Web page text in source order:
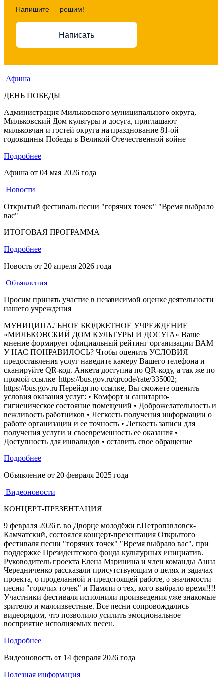
Напишите — решим!
Написать
Афиша
ДЕНЬ ПОБЕДЫ
Администрация Мильковского муниципального округа,
Мильковский Дом культуры и досуга, приглашают
мильковчан и гостей округа на празднование 81-ой
годовщины Победы в Великой Отечественной войне
Подробнее
Афиша от 04 мая 2026 года
Новости
Открытый фестиваль песни "горячих точек" "Время выбрало
вас"
ИТОГОВАЯ ПРОГРАММА
Подробнее
Новость от 20 апреля 2026 года
Объявления
Просим принять участие в независимой оценке деятельности
нашего учреждения
МУНИЦИПАЛЬНОЕ БЮДЖЕТНОЕ УЧРЕЖДЕНИЕ
«МИЛЬКОВСКИЙ ДОМ КУЛЬТУРЫ И ДОСУГА» Ваше
мнение формирует официальный рейтинг организации ВАМ
У НАС ПОНРАВИЛОСЬ? Чтобы оценить УСЛОВИЯ
предоставления услуг наведите камеру Вашего телефона и
сканируйте QR-код. Анкета доступна по QR-коду, а так же по
прямой ссылке: https://bus.gov.ru/qrcode/rate/335002;
https://bus.gov.ru Перейдя по ссылке, Вы сможете оценить
условия оказания услуг: • Комфорт и санитарно-
гигиеническое состояние помещений • Доброжелательность и
вежливость работников • Легкость получения информации о
работе организации и ее точность • Легкость записи для
получения услуги и своевременность ее оказания •
Доступность для инвалидов • оставить свое обращение
Подробнее
Объявление от 20 февраля 2025 года
Видеоновости
КОНЦЕРТ-ПРЕЗЕНТАЦИЯ
9 февраля 2026 г. во Дворце молодёжи г.Петропавловск-
Камчатский, состоялся концерт-презентация Открытого
фестиваля песни "горячих точек" "Время выбрало вас", при
поддержке Президентского фонда культурных инициатив.
Руководитель проекта Елена Маринина и член команды Анна
Чередниченко рассказали присутствующим о целях и задачах
проекта, о проделанной и предстоящей работе, о значимости
песни "горячих точек" и Памяти о тех, кого выбрало время!!!!
Участники фестиваля исполнили произведения уже знакомые
зрителю и малоизвестные. Все песни сопровождались
видеорядом, что позволило усилить эмоциональное
восприятие исполняемых песен.
Подробнее
Видеоновость от 14 февраля 2026 года
Полезная информация